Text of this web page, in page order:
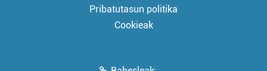
Pribatutasun politika
Cookieak